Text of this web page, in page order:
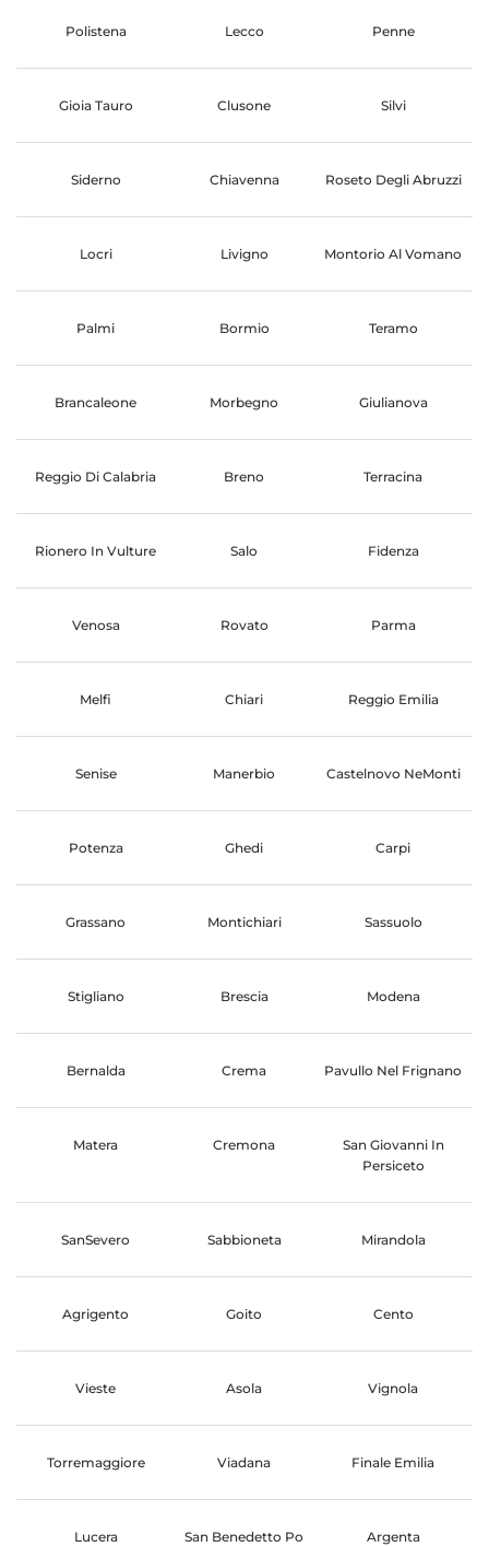
Polistena Lecco Penne
Gioia Tauro Clusone Silvi
Siderno Chiavenna Roseto Degli Abruzzi
Locri Livigno Montorio Al Vomano
Palmi Bormio Teramo
Brancaleone Morbegno Giulianova
Reggio Di Calabria Breno Terracina
Rionero In Vulture Salo Fidenza
Venosa Rovato Parma
Melfi Chiari Reggio Emilia
Senise Manerbio Castelnovo NeMonti
Potenza Ghedi Carpi
Grassano Montichiari Sassuolo
Stigliano Brescia Modena
Bernalda Crema Pavullo Nel Frignano
Matera Cremona
San Giovanni In
Persiceto
SanSevero Sabbioneta Mirandola
Agrigento Goito Cento
Vieste Asola Vignola
Torremaggiore Viadana Finale Emilia
Lucera San Benedetto Po Argenta